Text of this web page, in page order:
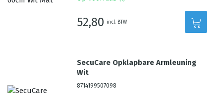
52,80 incl. BTW
SecuCare Opklapbare Armleuning
Wit
8714199507098